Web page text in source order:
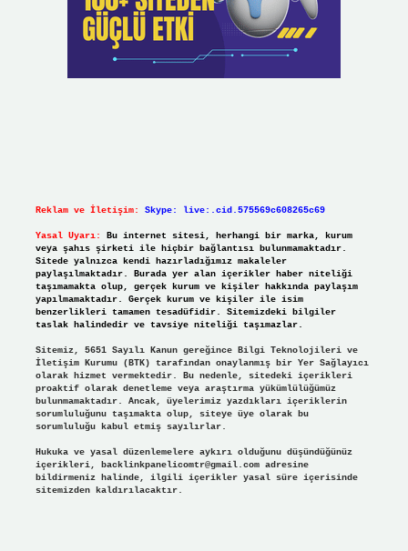
Reklam ve İletişim: Skype: live:.cid.575569c608265c69
Yasal Uyarı:
Bu internet sitesi, herhangi bir marka, kurum
veya şahıs şirketi ile hiçbir bağlantısı bulunmamaktadır.
Sitede yalnızca kendi hazırladığımız makaleler
paylaşılmaktadır. Burada yer alan içerikler haber niteliği
taşımamakta olup, gerçek kurum ve kişiler hakkında paylaşım
yapılmamaktadır. Gerçek kurum ve kişiler ile isim
benzerlikleri tamamen tesadüfidir. Sitemizdeki bilgiler
taslak halindedir ve tavsiye niteliği taşımazlar.
Sitemiz, 5651 Sayılı Kanun gereğince Bilgi Teknolojileri ve
İletişim Kurumu (BTK) tarafından onaylanmış bir Yer Sağlayıcı
olarak hizmet vermektedir. Bu nedenle, sitedeki içerikleri
proaktif olarak denetleme veya araştırma yükümlülüğümüz
bulunmamaktadır. Ancak, üyelerimiz yazdıkları içeriklerin
sorumluluğunu taşımakta olup, siteye üye olarak bu
sorumluluğu kabul etmiş sayılırlar.
Hukuka ve yasal düzenlemelere aykırı olduğunu düşündüğünüz
içerikleri, backlinkpanelicomtr@gmail.comadresine
bildirmeniz halinde, ilgili içerikler yasal süre içerisinde
sitemizden kaldırılacaktır.